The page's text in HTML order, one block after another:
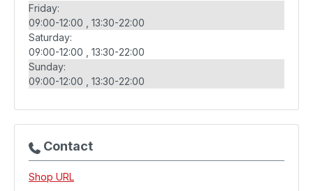
Friday:
09:00-12:00
13:30-22:00
Saturday:
09:00-12:00
13:30-22:00
Sunday:
09:00-12:00
13:30-22:00
Contact
Shop URL